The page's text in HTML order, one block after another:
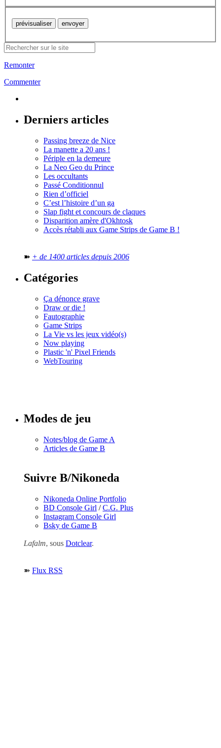
Remonter
Commenter
Derniers articles
Passing breeze de Nice
La manette a 20 ans !
Périple en la demeure
La Neo Geo du Prince
Les occultants
Passé Conditionnul
Rien d’officiel
C’est l’histoire d’un ga
Slap fight et concours de claques
Disparition amère d'Okhtosk
Accès rétabli aux Game Strips de Game B !
➽ + de 1400 articles depuis 2006
Catégories
Ça dénonce grave
Draw or die !
Fautographie
Game Strips
La Vie vs les jeux vidéo(s)
Now playing
Plastic 'n' Pixel Friends
WebTouring
Modes de jeu
Notes/blog de Game A
Articles de Game B
Suivre B/Nikoneda
Nikoneda Online Portfolio
BD Console Girl /C.G. Plus
Instagram Console Girl
Bsky de Game B
Lafalm, sous Dotclear.
➽ Flux RSS